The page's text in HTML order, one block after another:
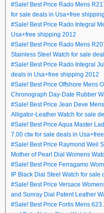
#Sale! Best Price Rado Mens
for sale deals in Usa+free
#Sale! Best Price Rado Integral
Usa+free shipping 2012
#Sale! Best Price Rado Mens
Stainless Steel Watch for sale
#Sale! Best Price Rado Integral
deals in Usa+free shipping 2012
#Sale! Best Price Offshore Mens
Chronograph Day-Date Rubber
#Sale! Best Price Jean Deve
Alligator-Leather Watch for sale
#Sale! Best Price Aqua Master
7.00 ctw for sale deals in
#Sale! Best Price Raymond Weil
Mother of Pearl Dial Womens
#Sale! Best Price Ferragamo
IP Black Dial Steel Watch for sale
#Sale! Best Price Versace
and Sunray Dial Patent Leather
#Sale! Best Price Fortis Mens